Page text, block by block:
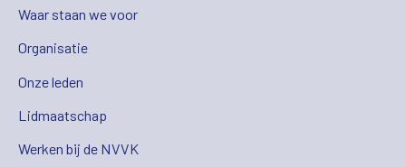
Waar staan we voor
Organisatie
Onze leden
Lidmaatschap
Werken bij de NVVK